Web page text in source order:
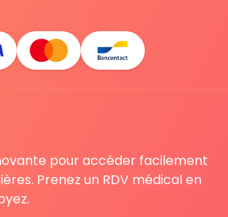
pour accéder facilement
Prenez un RDV médical en